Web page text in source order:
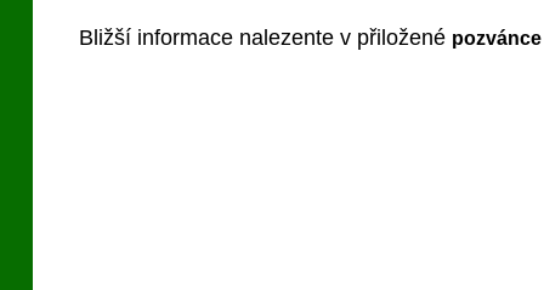
Bližší informace nalezente v přiložené pozvánce